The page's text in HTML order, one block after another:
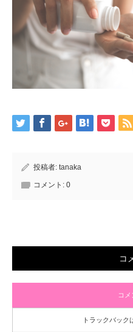
投稿者: tanaka
コメント: 0
コ
コ
トラックバック